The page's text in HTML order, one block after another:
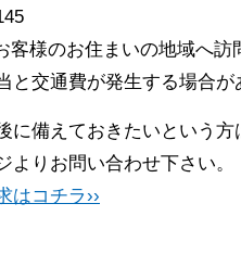
客様のお住まいの地域へ訪
交通費が発生する場合
に備えておきたいという方
りお問い合わせ下さい。
はコチラ››